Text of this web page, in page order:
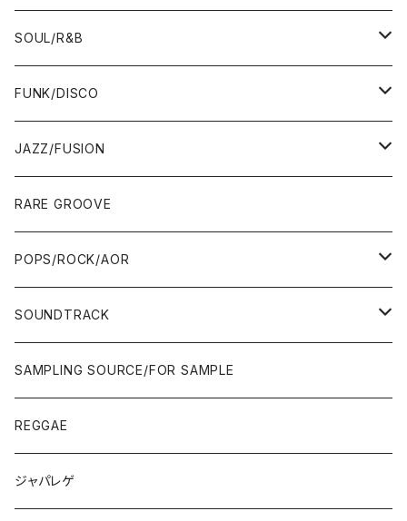
EARLY 90'S MIDDLE〜NEW SCHOOL
JAPAN ONLY RELEASE/REMIX
80'S OLD SCHOOL
EARLY 90'S MIDDLE〜NEW SCHOOL
JAPAN ONLY RELEASE/REMIX
80'S OLD SCHOOL〜EARLY 90'S
MID〜LATE 90'S
LP
80'S OLD SCHOOL〜EARLY 90'S
MID〜LATE 90'S
CD/TAPE
CD-R/DEMO/SAMPLE
CD ALBUM
LP
60'S/70'S
80'S
7"/12"
60'S/70'S
80'S
SOUL/R&B
LP
60'S/70'S
80'S
12"/7"
60'S/70'S
80'S
FUNK/DISCO
LP
70'S
80'S
12"/7"
70'S
80'S
JAZZ/FUSION
JAZZ
FUSION
RARE GROOVE
POPS/ROCK/AOR
POPS/S.S.W.
ROCK/AOR
SOUNDTRACK
LP
JAPANESE
OTHERS
7"/12"
JAPANESE
SAMPLING SOURCE/FOR SAMPLE
REGGAE
ジャパレゲ